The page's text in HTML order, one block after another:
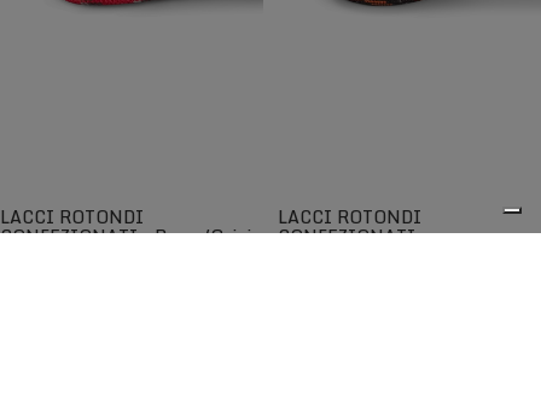
LACCI ROTONDI
CONFEZIONATI - Rosso/Grigio
LACCI ROTONDI
CONFEZIONATI -